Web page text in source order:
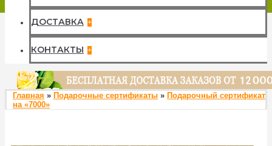
ДОСТАВКА +
КОНТАКТЫ +
Главная » Подарочные сертификаты » Подарочный сертификат
на «7000»